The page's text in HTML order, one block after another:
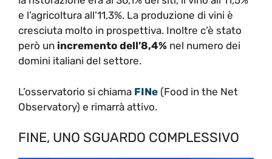
e l’agricoltura all’11,3%. La produzione di vini è
cresciuta molto in prospettiva. Inoltre c’è stato
però un incremento dell’8,4% nel numero dei
domini italiani del settore.
L’osservatorio si chiama FINe (Food in the Net
Observatory) e rimarrà attivo.
FINE, UNO SGUARDO COMPLESSIVO